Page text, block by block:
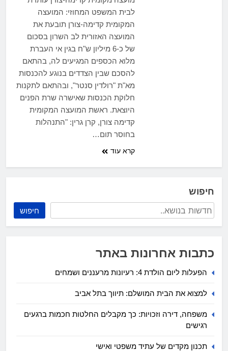
לבית המשפט המחוזי: המועצה
המקומית קדימה-צורן תובעת את
המועצה האזורית לב השרון בסכום
של כ-6 מיליון ש"ח בגין אי העברת
מלוא הכספים המגיעים לה, בהתאם
להסכם שבין הצדדים בנוגע להכנסות
מא"ת "רולדין סנטר", ובהתאם לתקנות
חלוקת הכנסות שאישרה שרת הפנים
היוצאת. ראשת המועצה המקומית
קדימה צורן, קרן גרין: "התנהלות
בחוסר תום…
קרא עוד
חיפוש
חיפוש
כתבות אחרונות באתר
הפעלות ליום הולדת 4: רעיונות מרעננים ושמחים
למצוא את הבית המושלם: תיווך בתל אביב
משפחה, דירה וזכויות: כך מקבלים החלטות חכמות ברגעים
רגישים
תכנון מקדים של עתיד משפטי ואישי